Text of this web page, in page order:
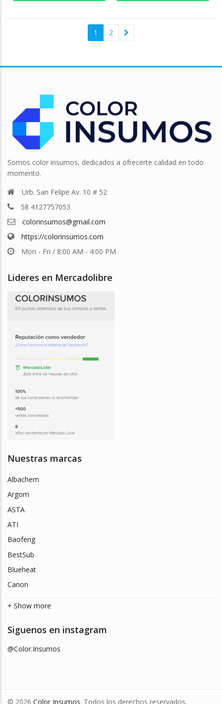
1 2
Somos color insumos, dedicados a ofrecerte calidad en todo
momento.
Urb. San Felipe Av. 10 # 52
58 4127757053
colorinsumos@gmail.com
https://colorinsumos.com
Mon - Fri / 8:00 AM - 4:00 PM
Lideres en Mercadolibre
Nuestras marcas
Albachem
Argom
ASTA
ATI
Baofeng
BestSub
Blueheat
Canon
+ Show more
Siguenos en instagram
@Color.Insumos
© 2026 Color Insumos. Todos los derechos reservados.